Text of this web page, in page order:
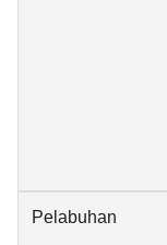
Pelabuhan